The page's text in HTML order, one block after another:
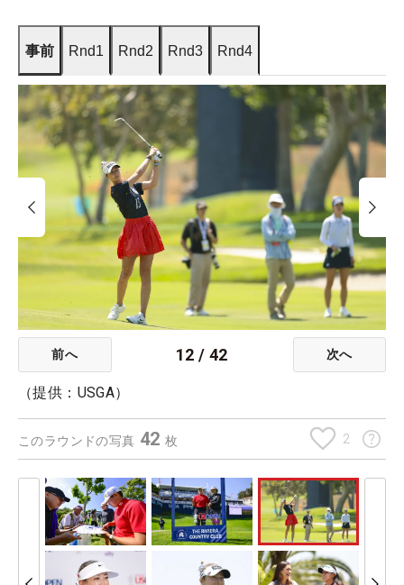
事前 Rnd1 Rnd2 Rnd3 Rnd4
前へ 12 /42 次へ
（提供：USGA）
このラウンドの写真 42枚 2